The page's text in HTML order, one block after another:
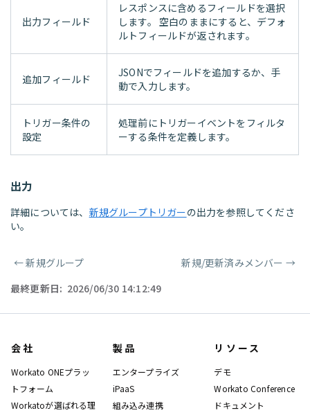
出力フィールド
レスポンスに含めるフィールドを選択
します。 空白のままにすると、デフォ
ルトフィールドが返されます。
追加フィールド
JSONでフィールドを追加するか、手
動で入力します。
トリガー条件の
設定
処理前にトリガーイベントをフィルタ
ーする条件を定義します。
出力
詳細については、 新規グループトリガーの出力を参照してくださ
い。
ページャー
←新規グループ 新規/更新済みメンバー →
最終更新日: 2026/06/30 14:12:49
会社
Workato ONEプラッ
トフォーム
Workatoが選ばれる理
製品
エンタープライズ
iPaaS
組み込み連携
リソース
デモ
Workato Conference
ドキュメント